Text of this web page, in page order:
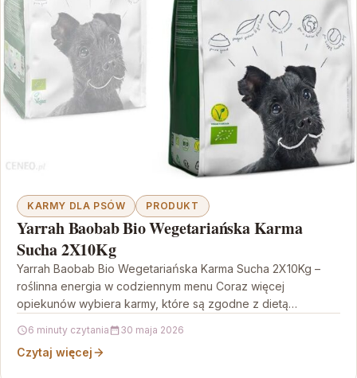
KARMY DLA PSÓW PRODUKT
Yarrah Baobab Bio Wegetariańska Karma
Sucha 2X10Kg
Yarrah Baobab Bio Wegetariańska Karma Sucha 2X10Kg –
roślinna energia w codziennym menu Coraz więcej
opiekunów wybiera karmy, które są zgodne z dietą
6 minuty czytania 30 maja 2026
Czytaj więcej